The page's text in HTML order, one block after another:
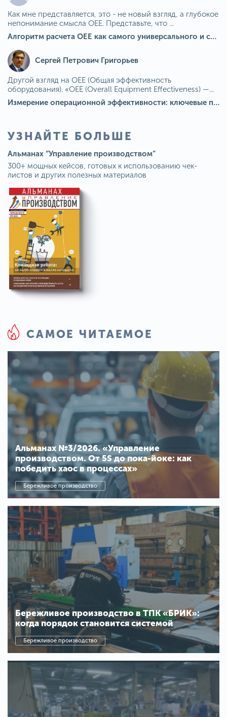
Как мне представляется, это - не новый взгляд, а глубокое
непонимание смысла OEE. Представьте, что ...
Алгоритм расчета ОЕЕ как самого универсального и современного показателя эффективности оборудования в мире
Сергей Петрович Григорьев
Другой взгляд на OEE (Общая эффективность
оборудования). «OEE (Overall Equipment Effectiveness) —...
Измерение операционной эффективности: ключевые показатели для непрерывного совершенствования
УЗНАЙТЕ БОЛЬШЕ
Альманах “Управление производством”
300+ мощных кейсов, готовых к использованию чек-
листов и других полезных материалов
САМОЕ ЧИТАЕМОЕ
Альманах №3/2026. «Управление
производством. От 5S до пока-йоке: как
победить хаос в процессах»
Бережливое производство
Бережливое производство в ТПК «БРИК»:
когда порядок становится системой
Бережливое производство